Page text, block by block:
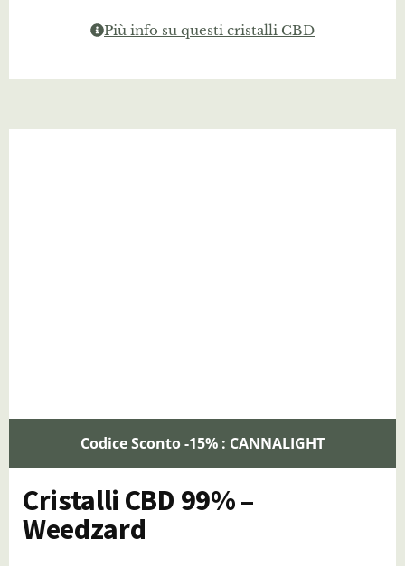
Più info su questi cristalli CBD
Codice Sconto -15% : CANNALIGHT
Cristalli CBD 99% –
Weedzard